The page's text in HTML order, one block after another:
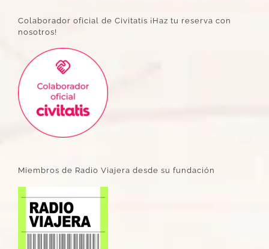
Colaborador oficial de Civitatis ¡Haz tu reserva con
nosotros!
Miembros de Radio Viajera desde su fundación